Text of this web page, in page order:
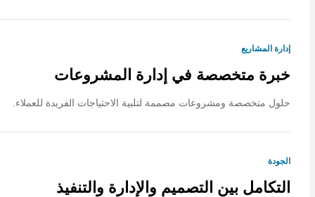
المشاريع
متخصصة في إدارة المشروعات
متخصصة ومشروعات مصممة لتلبية الاحتياجات الفريدة للعملاء.
بين التصميم والإدارة والتنفيذ